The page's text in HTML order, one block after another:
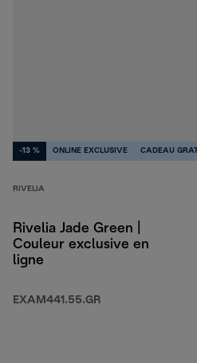
-13 % ONLINE EXCLUSIVE CADEAU
RIVELIA
Rivelia Jade Green |
Couleur exclusive en
ligne
EXAM441.55.GR